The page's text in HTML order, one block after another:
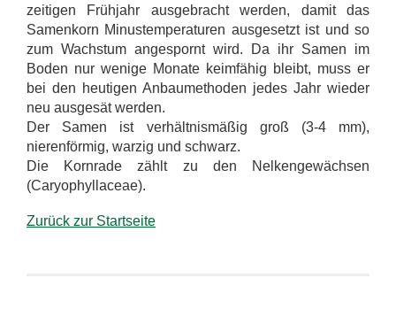
zeitigen Frühjahr ausgebracht werden, damit das
Samenkorn Minustemperaturen ausgesetzt ist und so
zum Wachstum angespornt wird. Da ihr Samen im
Boden nur wenige Monate keimfähig bleibt, muss er
bei den heutigen Anbaumethoden jedes Jahr wieder
neu ausgesät werden.
Der Samen ist verhältnismäßig groß (3-4 mm),
nierenförmig, warzig und schwarz.
Die Kornrade zählt zu den Nelkengewächsen
(Caryophyllaceae).
Zurück zur Startseite